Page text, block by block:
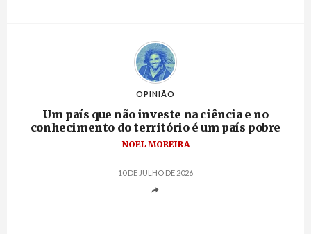
OPINIÃO
Um país que não investe na ciência e no
conhecimento do território é um país pobre
NOEL MOREIRA
10 DE JULHO DE 2026